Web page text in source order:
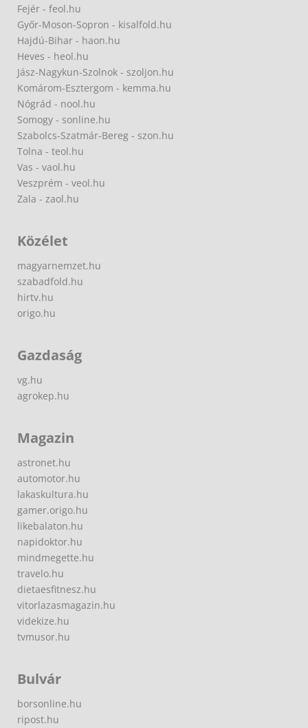
Fejér - feol.hu
Győr-Moson-Sopron - kisalfold.hu
Hajdú-Bihar - haon.hu
Heves - heol.hu
Jász-Nagykun-Szolnok - szoljon.hu
Komárom-Esztergom - kemma.hu
Nógrád - nool.hu
Somogy - sonline.hu
Szabolcs-Szatmár-Bereg - szon.hu
Tolna - teol.hu
Vas - vaol.hu
Veszprém - veol.hu
Zala - zaol.hu
Közélet
magyarnemzet.hu
szabadfold.hu
hirtv.hu
origo.hu
Gazdaság
vg.hu
agrokep.hu
Magazin
astronet.hu
automotor.hu
lakaskultura.hu
gamer.origo.hu
likebalaton.hu
napidoktor.hu
mindmegette.hu
travelo.hu
dietaesfitnesz.hu
vitorlazasmagazin.hu
videkize.hu
tvmusor.hu
Bulvár
borsonline.hu
ripost.hu